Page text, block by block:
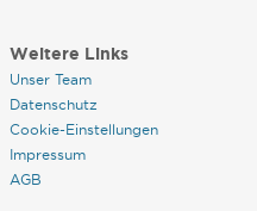
Weitere Links
Unser Team
Datenschutz
Cookie-Einstellungen
Impressum
AGB